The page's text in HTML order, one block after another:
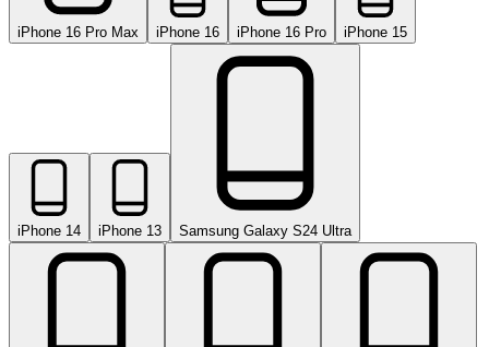
iPhone 16 Pro Max iPhone 16 iPhone 16 Pro iPhone 15
iPhone 14 iPhone 13 Samsung Galaxy S24 Ultra